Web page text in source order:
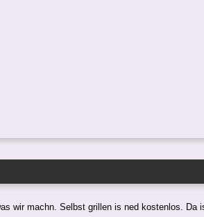
wir machn. Selbst grillen is ned kostenlos. Da